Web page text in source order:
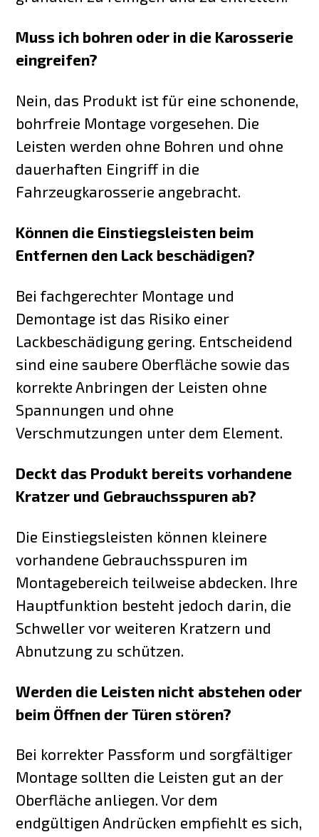
Muss ich bohren oder in die Karosserie
eingreifen?
Nein, das Produkt ist für eine schonende,
bohrfreie Montage vorgesehen. Die
Leisten werden ohne Bohren und ohne
dauerhaften Eingriff in die
Fahrzeugkarosserie angebracht.
Können die Einstiegsleisten beim
Entfernen den Lack beschädigen?
Bei fachgerechter Montage und
Demontage ist das Risiko einer
Lackbeschädigung gering. Entscheidend
sind eine saubere Oberfläche sowie das
korrekte Anbringen der Leisten ohne
Spannungen und ohne
Verschmutzungen unter dem Element.
Deckt das Produkt bereits vorhandene
Kratzer und Gebrauchsspuren ab?
Die Einstiegsleisten können kleinere
vorhandene Gebrauchsspuren im
Montagebereich teilweise abdecken. Ihre
Hauptfunktion besteht jedoch darin, die
Schweller vor weiteren Kratzern und
Abnutzung zu schützen.
Werden die Leisten nicht abstehen oder
beim Öffnen der Türen stören?
Bei korrekter Passform und sorgfältiger
Montage sollten die Leisten gut an der
Oberfläche anliegen. Vor dem
endgültigen Andrücken empfiehlt es sich,